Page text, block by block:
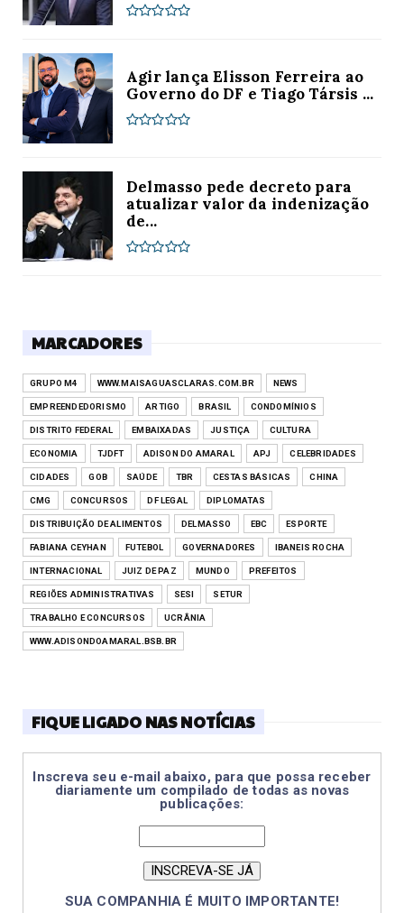
Agir lança Elisson Ferreira ao
Governo do DF e Tiago Társis ...
Delmasso pede decreto para
atualizar valor da indenização
de...
MARCADORES
GRUPO M4 WWW.MAISAGUASCLARAS.COM.BR NEWS
EMPREENDEDORISMO ARTIGO BRASIL CONDOMÍNIOS
DISTRITO FEDERAL EMBAIXADAS JUSTIÇA CULTURA
ECONOMIA TJDFT ADISON DO AMARAL APJ CELEBRIDADES
CIDADES GOB SAÚDE TBR CESTAS BÁSICAS CHINA
CMG CONCURSOS DF LEGAL DIPLOMATAS
DISTRIBUIÇÃO DE ALIMENTOS DELMASSO EBC ESPORTE
FABIANA CEYHAN FUTEBOL GOVERNADORES IBANEIS ROCHA
INTERNACIONAL JUIZ DE PAZ MUNDO PREFEITOS
REGIÕES ADMINISTRATIVAS SESI SETUR
TRABALHO E CONCURSOS UCRÂNIA
WWW.ADISONDOAMARAL.BSB.BR
FIQUE LIGADO NAS NOTÍCIAS
Inscreva seu e-mail abaixo, para que possa receber
diariamente um compilado de todas as novas
publicações:
SUA COMPANHIA É MUITO IMPORTANTE!